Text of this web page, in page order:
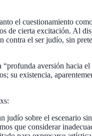
el cuestionamiento
de cierta excitación. Al
el ser judío, sin
aversión hacia
su existencia,
sobre el escenario
que considerar